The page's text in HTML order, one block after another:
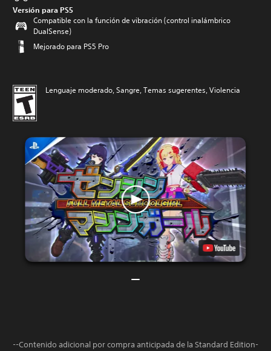
Versión para PS5
Compatible con la función de vibración (control inalámbrico
DualSense)
Mejorado para PS5 Pro
Lenguaje moderado, Sangre, Temas sugerentes, Violencia
--Contenido adicional por compra anticipada de la Standard Edition-